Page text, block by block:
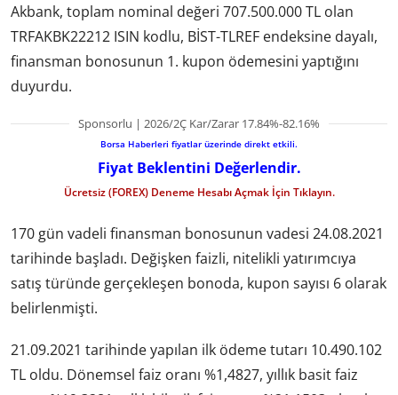
Akbank, toplam nominal değeri 707.500.000 TL olan
TRFAKBK22212 ISIN kodlu, BİST-TLREF endeksine dayalı,
finansman bonosunun 1. kupon ödemesini yaptığını
duyurdu.
Sponsorlu | 2026/2Ç Kar/Zarar 17.84%-82.16%
Borsa Haberleri fiyatlar üzerinde direkt etkili.
Fiyat Beklentini Değerlendir.
Ücretsiz (FOREX) Deneme Hesabı Açmak İçin Tıklayın.
170 gün vadeli finansman bonosunun vadesi 24.08.2021
tarihinde başladı. Değişken faizli, nitelikli yatırımcıya
satış türünde gerçekleşen bonoda, kupon sayısı 6 olarak
belirlenmişti.
21.09.2021 tarihinde yapılan ilk ödeme tutarı 10.490.102
TL oldu. Dönemsel faiz oranı %1,4827, yıllık basit faiz